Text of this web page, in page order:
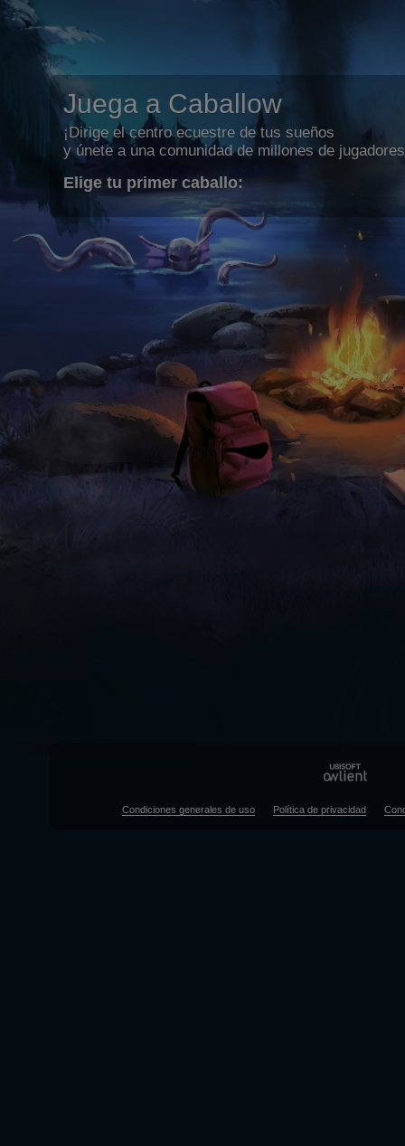
Juega a Caballow
¡Dirige el centro ecuestre de tus sueños
y únete a una comunidad de millones de
Elige tu primer caballo:
Condiciones generales de uso Política de privacidad